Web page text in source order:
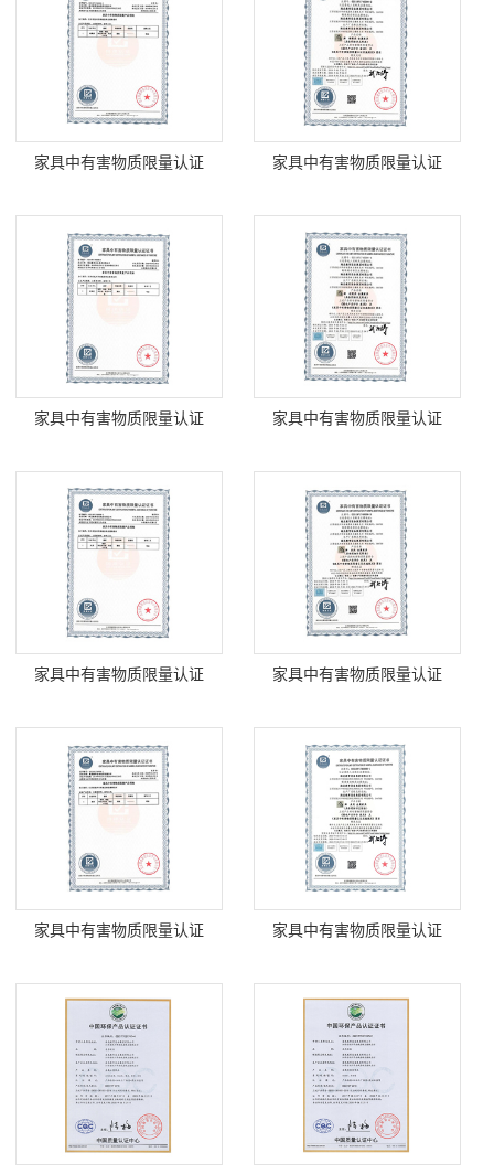
家具中有害物质限量认证 家具中有害物质限量认证
家具中有害物质限量认证 家具中有害物质限量认证
家具中有害物质限量认证 家具中有害物质限量认证
家具中有害物质限量认证 家具中有害物质限量认证